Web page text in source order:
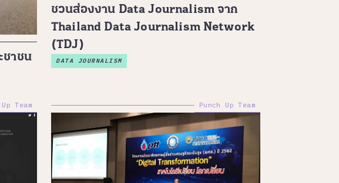
ชาชน
Team
ชวนส่องงาน Data Journalism จาก
Thailand Data Journalism Network
(TDJ)
DATA JOURNALISM
Punch Up Team